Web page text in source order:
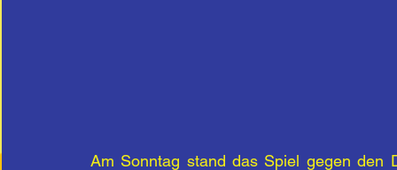
Am Sonntag stand das Spiel gegen den